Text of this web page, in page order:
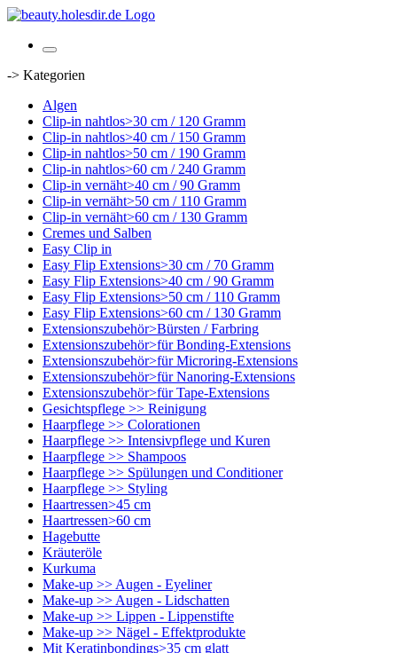
-> Kategorien
Algen
Clip-in nahtlos>30 cm / 120 Gramm
Clip-in nahtlos>40 cm / 150 Gramm
Clip-in nahtlos>50 cm / 190 Gramm
Clip-in nahtlos>60 cm / 240 Gramm
Clip-in vernäht>40 cm / 90 Gramm
Clip-in vernäht>50 cm / 110 Gramm
Clip-in vernäht>60 cm / 130 Gramm
Cremes und Salben
Easy Clip in
Easy Flip Extensions>30 cm / 70 Gramm
Easy Flip Extensions>40 cm / 90 Gramm
Easy Flip Extensions>50 cm / 110 Gramm
Easy Flip Extensions>60 cm / 130 Gramm
Extensionszubehör>Bürsten / Farbring
Extensionszubehör>für Bonding-Extensions
Extensionszubehör>für Microring-Extensions
Extensionszubehör>für Nanoring-Extensions
Extensionszubehör>für Tape-Extensions
Gesichtspflege >> Reinigung
Haarpflege >> Colorationen
Haarpflege >> Intensivpflege und Kuren
Haarpflege >> Shampoos
Haarpflege >> Spülungen und Conditioner
Haarpflege >> Styling
Haartressen>45 cm
Haartressen>60 cm
Hagebutte
Kräuteröle
Kurkuma
Make-up >> Augen - Eyeliner
Make-up >> Augen - Lidschatten
Make-up >> Lippen - Lippenstifte
Make-up >> Nägel - Effektprodukte
Mit Keratinbondings>35 cm glatt